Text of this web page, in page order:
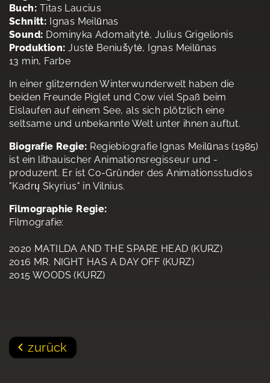
Buch: Titas Laucius
Schnitt: Ignas Meilūnas
Sound: Dominyka Adomaitytė, Julius Grigelionis
Produktion: Justė Beniušytė, Ignas Meilūnas
13 min, Farbe
In einer glitzernden Winterwunderwelt haben die
beiden Freunde Piglet und Cow viel Spaß beim
Eislaufen auf einem See, als sich plötzlich eine
seltsame und unbekannte Welt unter ihnen auftut.
Biografie Regie: Regiebiografie Ignas Meilūnas (1985)
ist ein lithauischer Animationsregisseur und -
produzent. Er ist Co-Gründer des Animationsstudios
"Kadrų Skyrius" in Vilnius.
Filmographie Regie:
Filmografie:
2020 MATILDA AND THE SPARE HEAD (KURZ)
2016 MR. NIGHT HAS A DAY OFF (KURZ)
2015 WOODS (KURZ)
zurück